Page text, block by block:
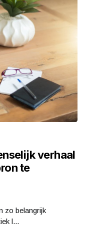
verhaal
te
zo belangrijk
l...